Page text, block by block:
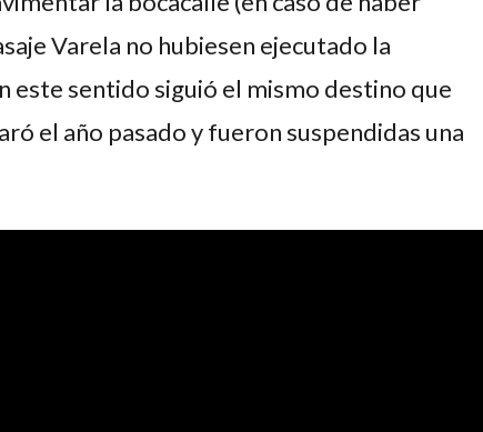
Varela no hubiesen ejecutado la
este sentido siguió el mismo destino que
el año pasado y fueron suspendidas una